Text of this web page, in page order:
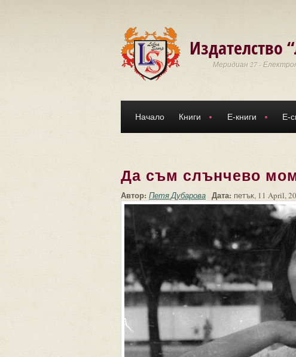
Издателство
Меридиан 27 -
Начало Книги Е-книги Е-
Да съм слънчево
Автор: Петя Дубарова Дата: петък, 11 April,